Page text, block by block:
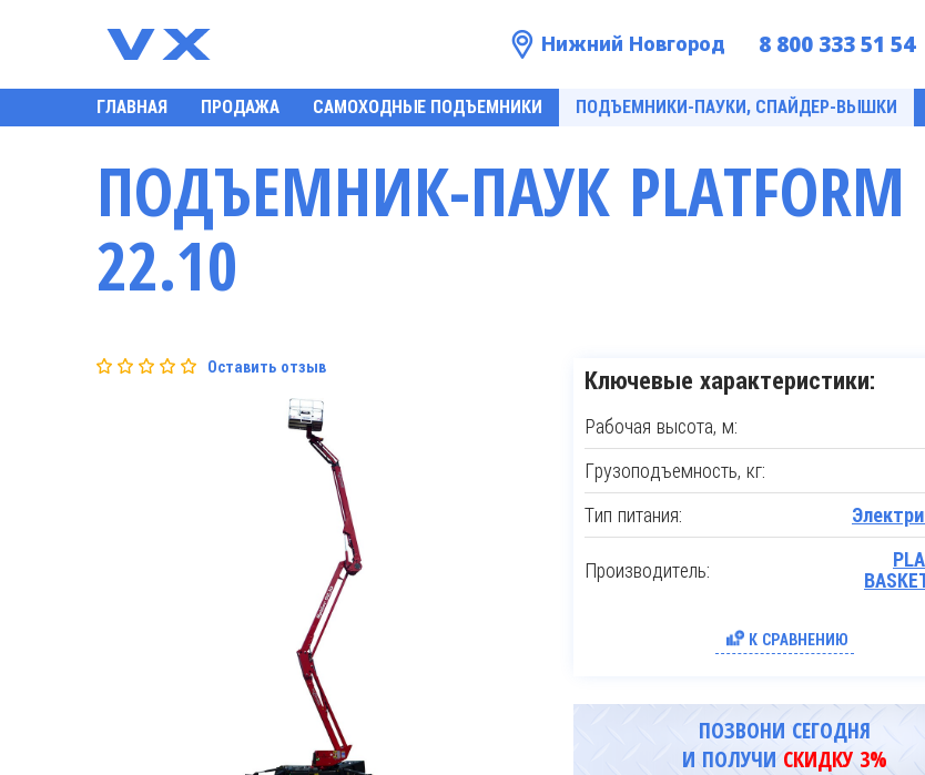
Нижний Новгород 8 800 333 51 54
ГЛАВНАЯ ПРОДАЖА САМОХОДНЫЕ ПОДЪЕМНИКИ ПОДЪЕМНИКИ-ПАУКИ, СПАЙДЕР-ВЫШКИ
ПОДЪЕМНИК-ПАУК PLATFORM
22.10
Оставить отзыв Ключевые характеристики:
Рабочая высота, м:
Грузоподъемность, кг:
Тип питания:
Производитель:
К СРАВНЕНИЮ
ПОЗВОНИ СЕГОДНЯ
И ПОЛУЧИ СКИДКУ 3%